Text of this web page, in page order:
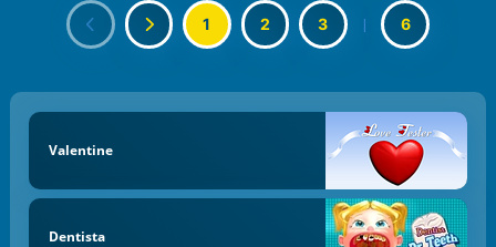
1 2 3 | 6
Valentine
Dentista